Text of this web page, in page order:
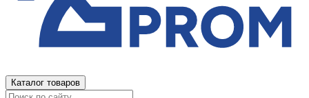
Каталог товаров